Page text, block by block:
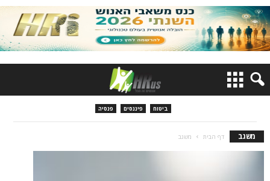
ביטוח פיננסים פנסיה
משגב דף הבית משגב